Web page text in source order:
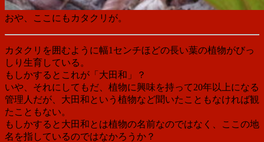
おや、ここにもカタクリが。
カタクリを囲むように幅1センチほどの長い葉の植物がびっ
しり生育している。
もしかするとこれが「大田和」？
いや、それにしてもだ、植物に興味を持って20年以上になる
管理人だが、大田和という植物など聞いたこともなければ観
たこともない。
もしかすると大田和とは植物の名前なのではなく、ここの地
名を指しているのではなかろうか？